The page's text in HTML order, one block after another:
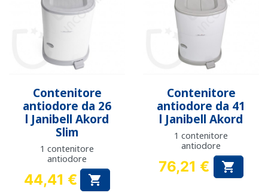
Contenitore
antiodore da 26
l Janibell Akord
Slim
1 contenitore
antiodore
Prezzo
44,41 € 
Contenitore
antiodore da 41
l Janibell Akord
1 contenitore
antiodore
Prezzo
76,21 € 